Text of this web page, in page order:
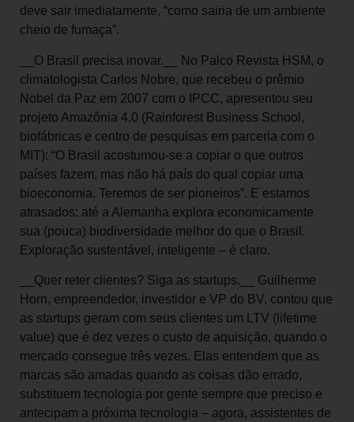
deve sair imediatamente, “como sairia de um ambiente
cheio de fumaça”.
__O Brasil precisa inovar.__ No Palco Revista HSM, o
climatologista Carlos Nobre, que recebeu o prêmio
Nobel da Paz em 2007 com o IPCC, apresentou seu
projeto Amazônia 4.0 (Rainforest Business School,
biofábricas e centro de pesquisas em parceria com o
MIT): “O Brasil acostumou-se a copiar o que outros
países fazem, mas não há país do qual copiar uma
bioeconomia. Teremos de ser pioneiros”. E estamos
atrasados: até a Alemanha explora economicamente
sua (pouca) biodiversidade melhor do que o Brasil.
Exploração sustentável, inteligente – é claro.
__Quer reter clientes? Siga as startups.__ Guilherme
Horn, empreendedor, investidor e VP do BV, contou que
as startups geram com seus clientes um LTV (lifetime
value) que é dez vezes o custo de aquisição, quando o
mercado consegue três vezes. Elas entendem que as
marcas são amadas quando as coisas dão errado,
substituem tecnologia por gente sempre que preciso e
antecipam a próxima tecnologia – agora, assistentes de